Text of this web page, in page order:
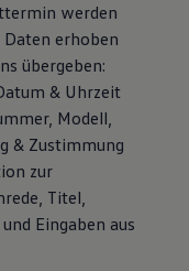
werden
erhoben
übergeben:
& Uhrzeit
Modell,
& Zustimmung
zur
Titel,
Eingaben aus